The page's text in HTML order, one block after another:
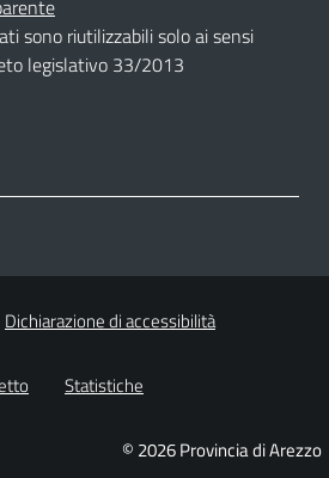
sono riutilizzabili solo ai sensi
legislativo 33/2013
Dichiarazione di accessibilità
Statistiche
© 2026 Provincia di Arezzo